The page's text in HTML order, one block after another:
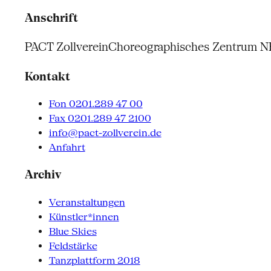
Anschrift
PACT ZollvereinChoreographisches Zentrum
Kontakt
Fon 0201.289 47 00
Fax 0201.289 47 2100
info@pact-zollverein.de
Anfahrt
Archiv
Veranstaltungen
Künstler*innen
Blue Skies
Feldstärke
Tanzplattform 2018